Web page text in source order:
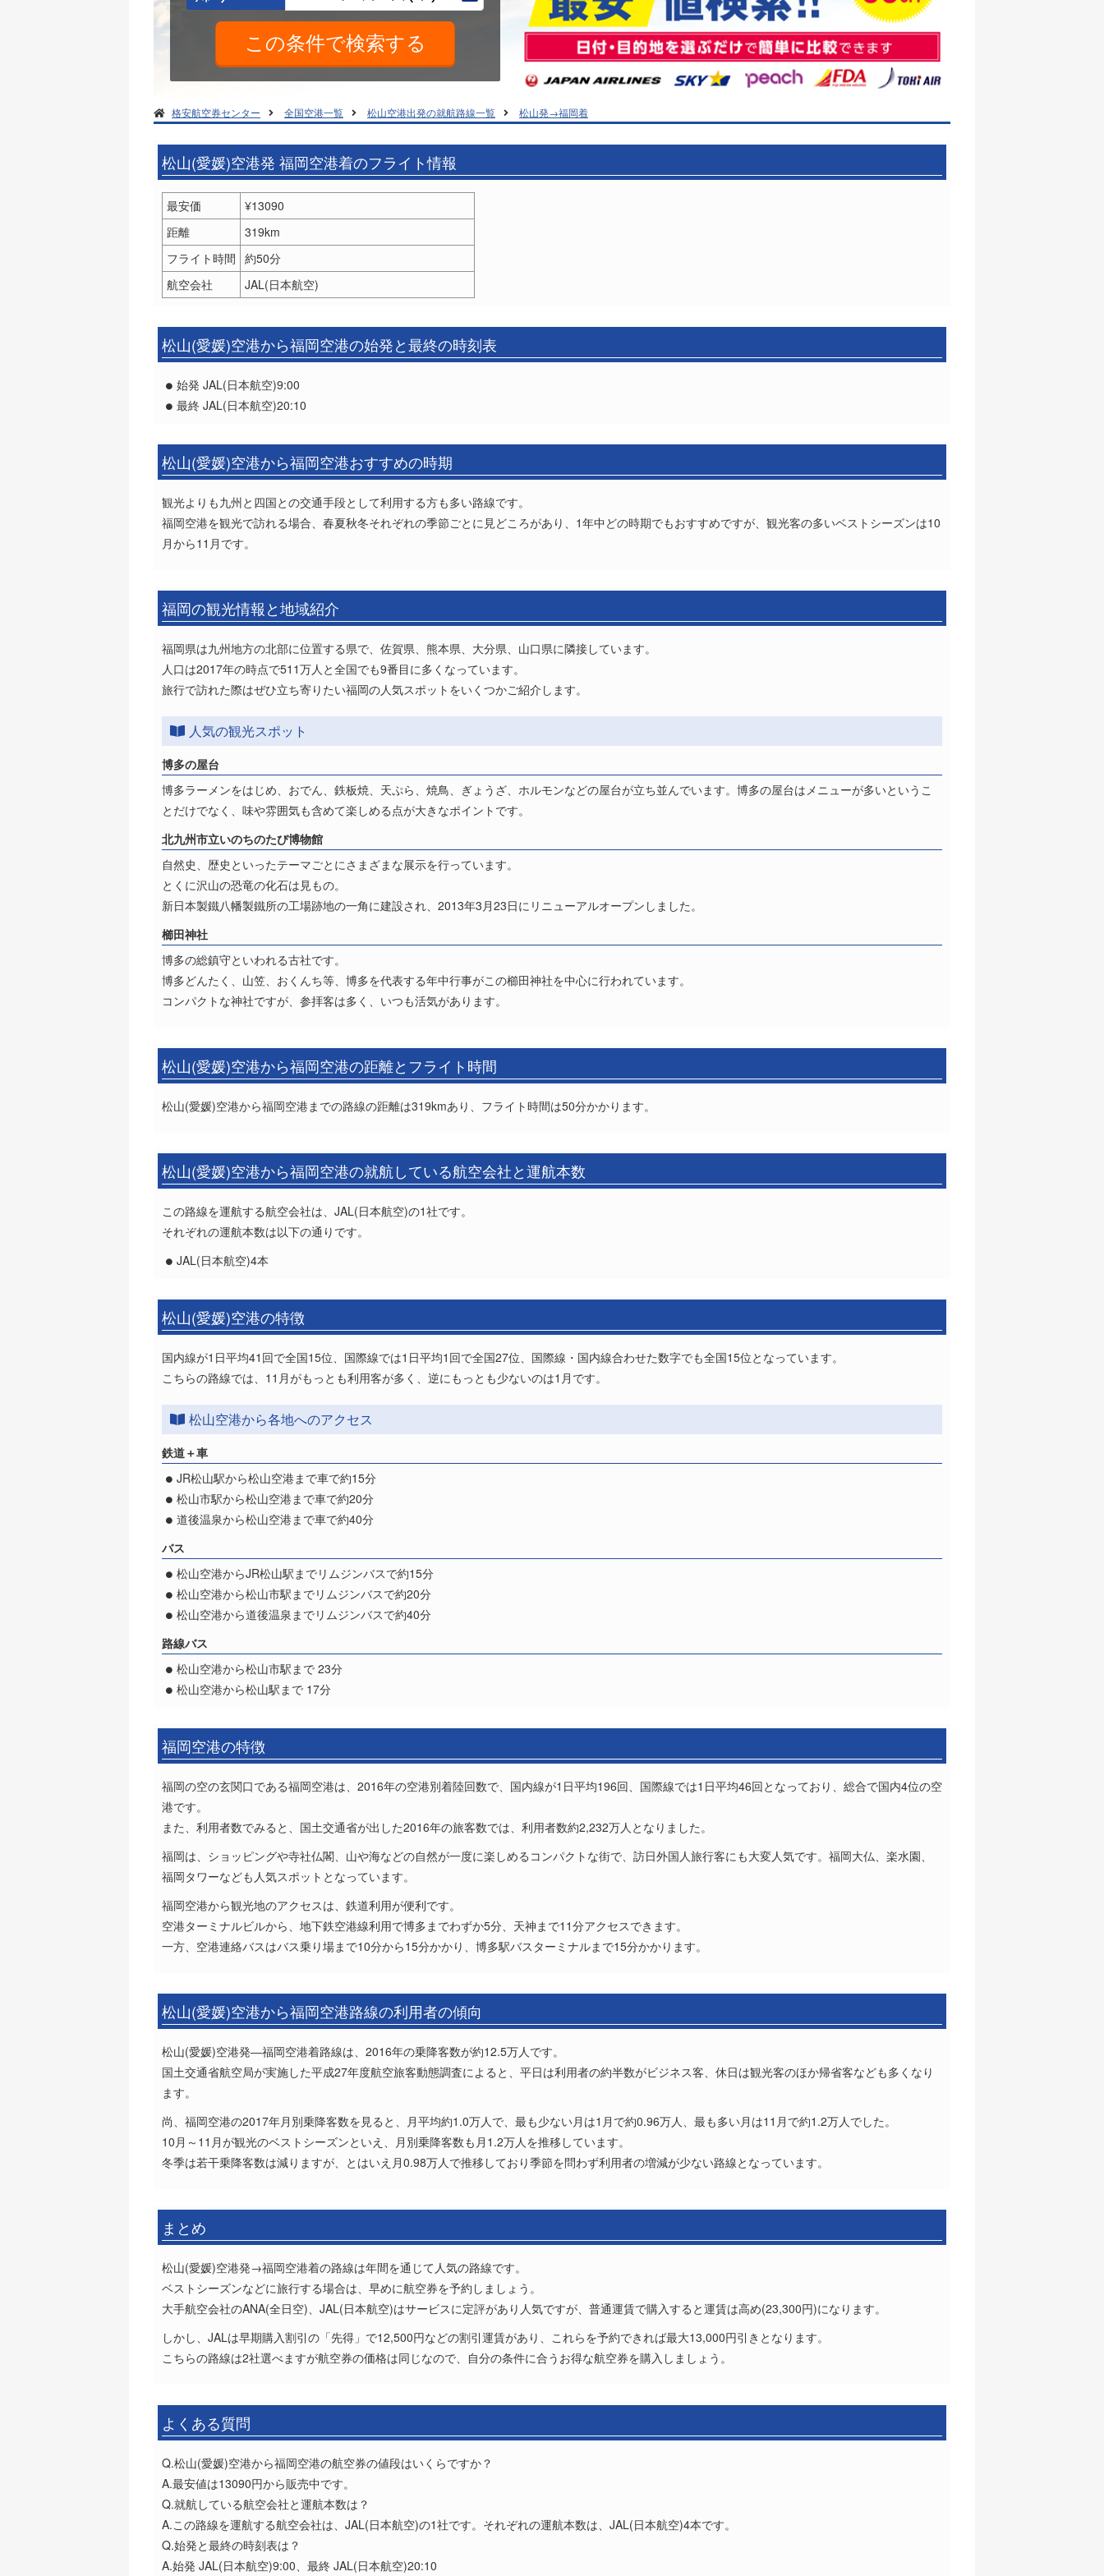
格安航空券センター 全国空港一覧 松山空港出発の就航路線一覧 松山発→福岡着
松山(愛媛)空港発 福岡空港着のフライト情報
最安価
¥13090
距離
319km
フライト時間 約50分
航空会社
JAL(日本航空)
松山(愛媛)空港から福岡空港の始発と最終の時刻表
始発 JAL(日本航空)9:00
最終 JAL(日本航空)20:10
松山(愛媛)空港から福岡空港おすすめの時期
観光よりも九州と四国との交通手段として利用する方も多い路線です。
福岡空港を観光で訪れる場合、春夏秋冬それぞれの季節ごとに見どころがあり、1年中どの時期でもおすすめですが、観光客の多いベストシーズンは10
月から11月です。
福岡の観光情報と地域紹介
福岡県は九州地方の北部に位置する県で、佐賀県、熊本県、大分県、山口県に隣接しています。
人口は2017年の時点で511万人と全国でも9番目に多くなっています。
旅行で訪れた際はぜひ立ち寄りたい福岡の人気スポットをいくつかご紹介します。
人気の観光スポット
博多の屋台
博多ラーメンをはじめ、おでん、鉄板焼、天ぷら、焼鳥、ぎょうざ、ホルモンなどの屋台が立ち並んでいます。博多の屋台はメニューが多いというこ
とだけでなく、味や雰囲気も含めて楽しめる点が大きなポイントです。
北九州市立いのちのたび博物館
自然史、歴史といったテーマごとにさまざまな展示を行っています。
とくに沢山の恐竜の化石は見もの。
新日本製鐵八幡製鐵所の工場跡地の一角に建設され、2013年3月23日にリニューアルオープンしました。
櫛田神社
博多の総鎮守といわれる古社です。
博多どんたく、山笠、おくんち等、博多を代表する年中行事がこの櫛田神社を中心に行われています。
コンパクトな神社ですが、参拝客は多く、いつも活気があります。
松山(愛媛)空港から福岡空港の距離とフライト時間
松山(愛媛)空港から福岡空港までの路線の距離は319kmあり、フライト時間は50分かかります。
松山(愛媛)空港から福岡空港の就航している航空会社と運航本数
この路線を運航する航空会社は、JAL(日本航空)の1社です。
それぞれの運航本数は以下の通りです。
JAL(日本航空)4本
松山(愛媛)空港の特徴
国内線が1日平均41回で全国15位、国際線では1日平均1回で全国27位、国際線・国内線合わせた数字でも全国15位となっています。
こちらの路線では、11月がもっとも利用客が多く、逆にもっとも少ないのは1月です。
松山空港から各地へのアクセス
鉄道＋車
JR松山駅から松山空港まで車で約15分
松山市駅から松山空港まで車で約20分
道後温泉から松山空港まで車で約40分
バス
松山空港からJR松山駅までリムジンバスで約15分
松山空港から松山市駅までリムジンバスで約20分
松山空港から道後温泉までリムジンバスで約40分
路線バス
松山空港から松山市駅まで 23分
松山空港から松山駅まで 17分
福岡空港の特徴
福岡の空の玄関口である福岡空港は、2016年の空港別着陸回数で、国内線が1日平均196回、国際線では1日平均46回となっており、総合で国内4位の空
港です。
また、利用者数でみると、国土交通省が出した2016年の旅客数では、利用者数約2,232万人となりました。
福岡は、ショッピングや寺社仏閣、山や海などの自然が一度に楽しめるコンパクトな街で、訪日外国人旅行客にも大変人気です。福岡大仏、楽水園、
福岡タワーなども人気スポットとなっています。
福岡空港から観光地のアクセスは、鉄道利用が便利です。
空港ターミナルビルから、地下鉄空港線利用で博多までわずか5分、天神まで11分アクセスできます。
一方、空港連絡バスはバス乗り場まで10分から15分かかり、博多駅バスターミナルまで15分かかります。
松山(愛媛)空港から福岡空港路線の利用者の傾向
松山(愛媛)空港発―福岡空港着路線は、2016年の乗降客数が約12.5万人です。
国土交通省航空局が実施した平成27年度航空旅客動態調査によると、平日は利用者の約半数がビジネス客、休日は観光客のほか帰省客なども多くなり
ます。
尚、福岡空港の2017年月別乗降客数を見ると、月平均約1.0万人で、最も少ない月は1月で約0.96万人、最も多い月は11月で約1.2万人でした。
10月～11月が観光のベストシーズンといえ、月別乗降客数も月1.2万人を推移しています。
冬季は若干乗降客数は減りますが、とはいえ月0.98万人で推移しており季節を問わず利用者の増減が少ない路線となっています。
まとめ
松山(愛媛)空港発→福岡空港着の路線は年間を通じて人気の路線です。
ベストシーズンなどに旅行する場合は、早めに航空券を予約しましょう。
大手航空会社のANA(全日空)、JAL(日本航空)はサービスに定評があり人気ですが、普通運賃で購入すると運賃は高め(23,300円)になります。
しかし、JALは早期購入割引の「先得」で12,500円などの割引運賃があり、これらを予約できれば最大13,000円引きとなります。
こちらの路線は2社選べますが航空券の価格は同じなので、自分の条件に合うお得な航空券を購入しましょう。
よくある質問
Q.松山(愛媛)空港から福岡空港の航空券の値段はいくらですか？
A.最安値は13090円から販売中です。
Q.就航している航空会社と運航本数は？
A.この路線を運航する航空会社は、JAL(日本航空)の1社です。それぞれの運航本数は、JAL(日本航空)4本です。
Q.始発と最終の時刻表は？
A.始発 JAL(日本航空)9:00、最終 JAL(日本航空)20:10